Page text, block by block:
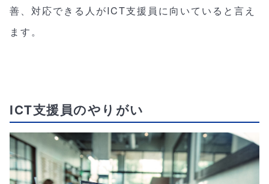
善、対応できる人がICT支援員に向いていると言え
ます。
ICT支援員のやりがい